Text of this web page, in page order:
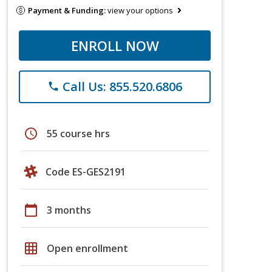
Payment & Funding:view your options
ENROLL NOW
phone Call Us: 855.520.6806
schedule 55 course hrs
Code ES-GES2191
calendar_today 3 months
grid_on Open enrollment